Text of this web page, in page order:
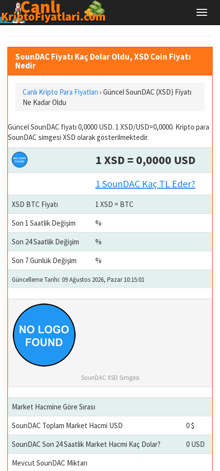
SounDAC Fiyatı Kaç Dolar Oldu, XSD Coin Fiyatı
Nedir
Canlı Kripto Para Fiyatları › Güncel SounDAC (XSD) Fiyatı
Ne Kadar Oldu
Güncel SounDAC fiyatı 0,0000 USD. 1 XSD/USD=0,0000. Kripto para
SounDAC simgesi XSD olarak gösterilmektedir.
1 XSD = 0,0000 USD
1 SounDAC Kaç TL Eder?
XSD BTC Fiyatı
1 XSD = BTC
Son 1 Saatlik Değişim
%
Son 24 Saatlik Değişim
%
Son 7 Günlük Değişim
%
Güncelleme Tarihi: 09 Ağustos 2026, Pazar 10:15:01
SounDAC XSD Simgesi
Market Hacmine Göre Sırası
SounDAC Toplam Market Hacmi USD
0 $
SounDAC Son 24 Saatlik Market Hacmi Kaç Dolar?
0 USD
Mevcut SounDAC Miktarı